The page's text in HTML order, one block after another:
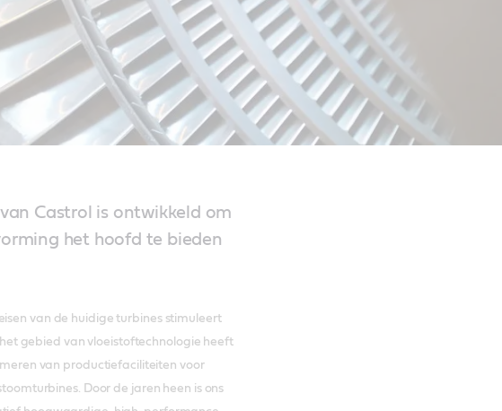
Castrol is ontwikkeld om
het hoofd te bieden
van de huidige turbines stimuleert
gebied van vloeistoftechnologie heeft
van productiefaciliteiten voor
Door de jaren heen is ons